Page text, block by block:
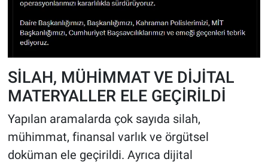
SİLAH, MÜHİMMAT VE DİJİTAL
MATERYALLER ELE GEÇİRİLDİ
Yapılan aramalarda çok sayıda silah,
mühimmat, finansal varlık ve örgütsel
doküman ele geçirildi. Ayrıca dijital